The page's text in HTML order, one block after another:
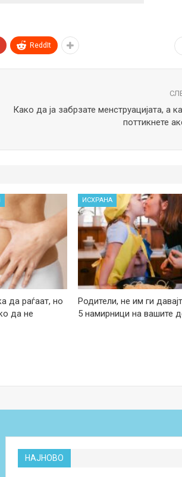
ReddIt
Како да ја забрзате менструацијата, а
поттикнете
да раѓаат, но
да не
ИСХРАНА
Родители, не им ги
5 намирници на вашите
НАЈНОВО